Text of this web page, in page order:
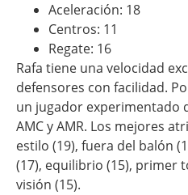
Aceleración: 18
Centros: 11
Regate: 16
Rafa tiene una velocidad
defensores con facilidad.
un jugador experimentado
AMC y AMR. Los mejores
estilo (19), fuera del balón
(17), equilibrio (15), primer
visión (15).